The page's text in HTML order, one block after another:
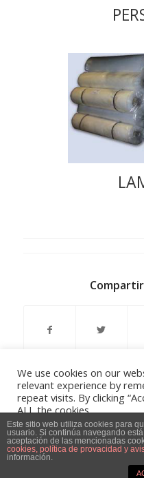
Aviso Legal, Política de
Enfold WordPress Theme
Este sitio web utiliza cookies para
usuario. Si continúa navegando
aceptación de las mencionadas
cookies, política de provacidad y
información.
We use cookies on our
relevant experience by
repeat visits. By clicking
ALL the cookies.
Do not sell my personal
Cookie Settings